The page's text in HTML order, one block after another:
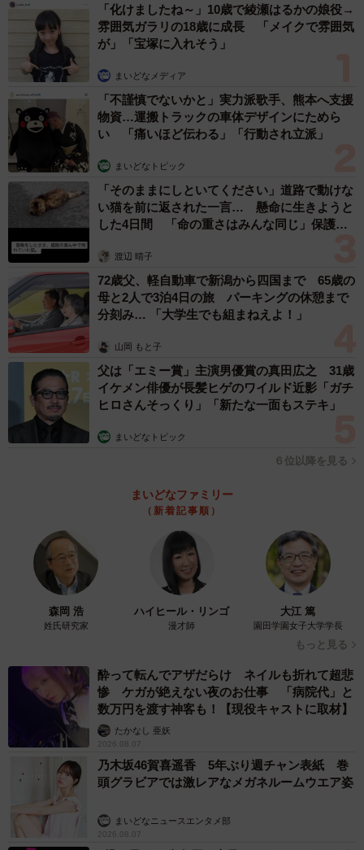
「化けましたね～」10歳で綾瀬はるかの娘役→
雰囲気ガラリの18歳に成長 「メイクで雰囲気
が」「宝塚に入れそう」
まいどなメディア
「不謹慎でないかと」実力派歌手、熊本へ支援
物資…運搬トラックの車体デザインにためら
い 「痛いほど伝わる」「行動され立派」
まいどなトピック
「そのままにしといてください」道路で動けな
い猫を前に返された一言… 懸命に生きようと
した4日間 「命の重さはみんな同じ」保護団
渡辺 晴子
72歳父、軽自動車で新潟から四国まで 65歳の
母と2人で3泊4日の旅 パーキングの休憩まで
分刻み… 「大学生でも組まねえよ！」
山岡 もと子
父は「エミー賞」主演男優賞の真田広之 31歳
イケメン俳優が長髪ヒゲのワイルド近影「ガチ
ヒロさんそっくり」「新たな一面もステキ」
まいどなトピック
６位以降を見る
まいどなファミリー
（新着記事順）
森岡 浩
姓氏研究家
ハイヒール・リンゴ
漫才師
大江 篤
園田学園女子大学学長
もっと見る
酔って転んでアザだらけ ネイルも折れて超悲
惨 ケガが絶えない夜のお仕事 「病院代」と
数万円を渡す神客も！【現役キャストに取材】
たかなし 亜妖
2026.08.07
乃木坂46賀喜遥香 5年ぶり週チャン表紙 巻
頭グラビアでは激レアなメガネルームウエア姿
まいどなニュースエンタメ部
2026.08.07